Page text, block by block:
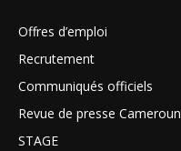
Offres d’emploi
Recrutement
Communiqués officiels
Revue de presse Cameroun
STAGE